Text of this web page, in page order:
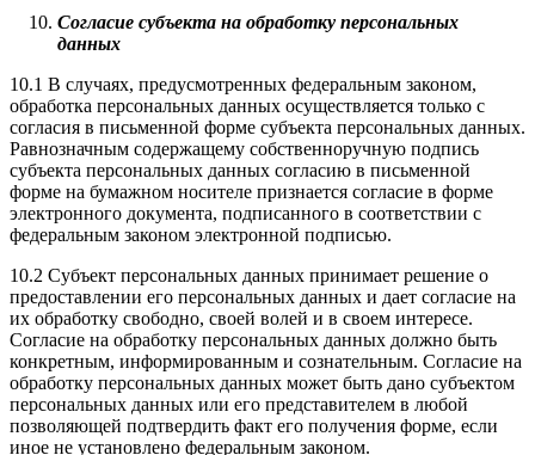
Согласие субъекта на обработку персональных
данных
10.1 В случаях, предусмотренных федеральным законом,
обработка персональных данных осуществляется только с
согласия в письменной форме субъекта персональных данных.
Равнозначным содержащему собственноручную подпись
субъекта персональных данных согласию в письменной
форме на бумажном носителе признается согласие в форме
электронного документа, подписанного в соответствии с
федеральным законом электронной подписью.
10.2 Субъект персональных данных принимает решение о
предоставлении его персональных данных и дает согласие на
их обработку свободно, своей волей и в своем интересе.
Согласие на обработку персональных данных должно быть
конкретным, информированным и сознательным. Согласие на
обработку персональных данных может быть дано субъектом
персональных данных или его представителем в любой
позволяющей подтвердить факт его получения форме, если
иное не установлено федеральным законом.